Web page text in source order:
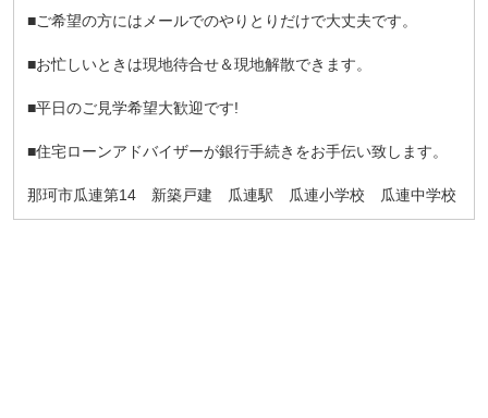
■ご希望の方にはメールでのやりとりだけで大丈夫です。
■お忙しいときは現地待合せ＆現地解散できます。
■平日のご見学希望大歓迎です!
■住宅ローンアドバイザーが銀行手続きをお手伝い致します。
那珂市瓜連第14 新築戸建 瓜連駅 瓜連小学校 瓜連中学校